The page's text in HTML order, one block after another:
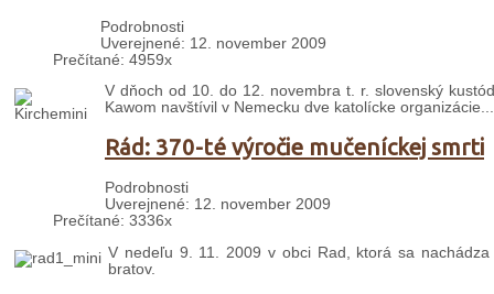
Podrobnosti
Uverejnené: 12. november 2009
Prečítané: 4959x
V dňoch od 10. do 12. novembra t. r. slovenský
Kawom navštívil v Nemecku dve katolícke organizácie...
Rád: 370-té výročie mučeníckej smrti
Podrobnosti
Uverejnené: 12. november 2009
Prečítané: 3336x
V nedeľu 9. 11. 2009 v obci Rad, ktorá sa
bratov.